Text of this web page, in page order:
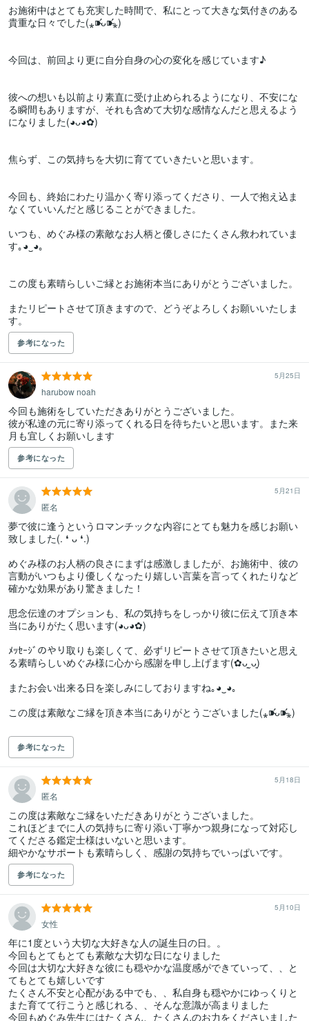
お施術中はとても充実した時間で、私にとって大きな気付きのある
貴重な日々でした(⁎⁍̴̛ᴗ⁍̴̛⁎)
今回は、前回より更に自分自身の心の変化を感じています♪
彼への想いも以前より素直に受け止められるようになり、不安にな
る瞬間もありますが、それも含めて大切な感情なんだと思えるよう
になりました(⁠◕⁠ᴗ⁠◕⁠✿⁠)
焦らず、この気持ちを大切に育てていきたいと思います。
今回も、終始にわたり温かく寄り添ってくださり、一人で抱え込ま
なくていいんだと感じることができました。
いつも、めぐみ様の素敵なお人柄と優しさにたくさん救われていま
す｡⁠◕⁠‿⁠◕⁠｡
この度も素晴らしいご縁とお施術本当にありがとうございました。
またリピートさせて頂きますので、どうぞよろしくお願いいたしま
す。
参考になった
5月25日
harubow noah
今回も施術をしていただきありがとうございました。
彼が私達の元に寄り添ってくれる日を待ちたいと思います。また来
月も宜しくお願いします
参考になった
5月21日
匿名
夢で彼に逢うというロマンチックな内容にとても魅力を感じお願い
致しました(⁠.⁠ ⁠❛⁠ ⁠ᴗ⁠ ⁠❛⁠.⁠)
めぐみ様のお人柄の良さにまずは感激しましたが、お施術中、彼の
言動がいつもより優しくなったり嬉しい言葉を言ってくれたりなど
確かな効果があり驚きました！
思念伝達のオプションも、私の気持ちをしっかり彼に伝えて頂き本
当にありがたく思います(⁠◕⁠ᴗ⁠◕⁠✿⁠)
ﾒｯｾｰｼﾞのやり取りも楽しくて、必ずリピートさせて頂きたいと思え
る素晴らしいめぐみ様に心から感謝を申し上げます(✿ᴗ͈ˬᴗ͈)
またお会い出来る日を楽しみにしておりますね｡⁠◕⁠‿⁠◕⁠｡
この度は素敵なご縁を頂き本当にありがとうございました(⁎⁍̴̛ᴗ⁍̴̛⁎)
参考になった
5月18日
匿名
この度は素敵なご縁をいただきありがとうございました。
これほどまでに人の気持ちに寄り添い丁寧かつ親身になって対応し
てくださる鑑定士様はいないと思います。
参考になった
5月10日
女性
年に1度という大切な大好きな人の誕生日の日。。
今回もとてもとても素敵な大切な日になりました
今回は大切な大好きな彼にも穏やかな温度感ができていって、、と
てもとても嬉しいです
たくさん不安と心配がある中でも、、私自身も穏やかにゆっくりと
また育てて行こうと感じれる、、そんな意識が高まりました
今回もめぐみ先生にはたくさん、たくさんのお力をくださいました